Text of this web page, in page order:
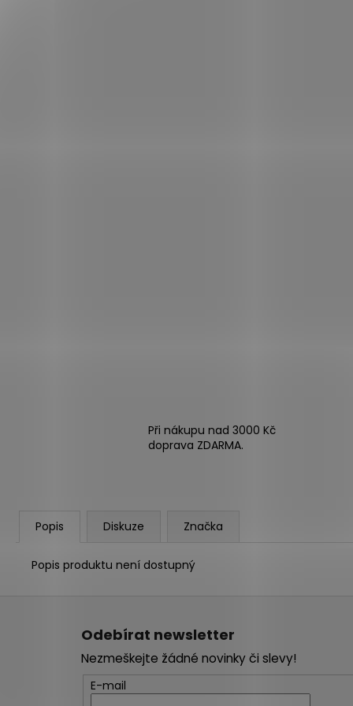
Při nákupu nad 3000 Kč
doprava ZDARMA.
Popis Diskuze Značka
Popis produktu není dostupný
Odebírat newsletter
Nezmeškejte žádné novinky či slevy!
E-mail